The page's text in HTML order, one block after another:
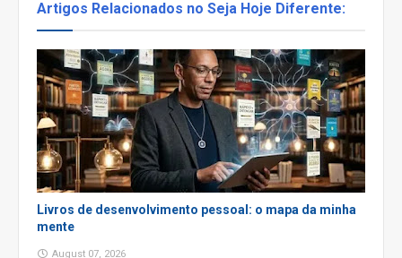
Artigos Relacionados no Seja Hoje Diferente:
Livros de desenvolvimento pessoal: o mapa da minha
mente
August 07, 2026